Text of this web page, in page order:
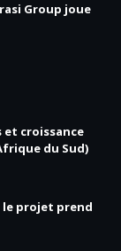
Group joue
et croissance
du Sud)
projet prend